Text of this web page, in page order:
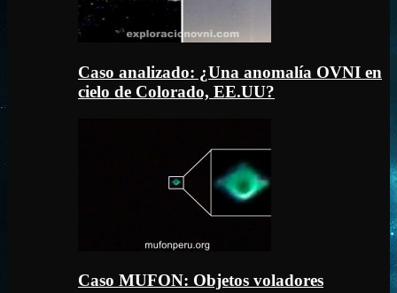
Caso analizado: ¿Una anomalía OVNI en
cielo de Colorado, EE.UU?
Caso MUFON: Objetos voladores